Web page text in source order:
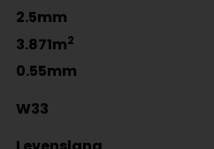
2.5mm
3.871m2
0.55mm
W33